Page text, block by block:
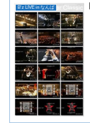
B'z LIVE in なんば